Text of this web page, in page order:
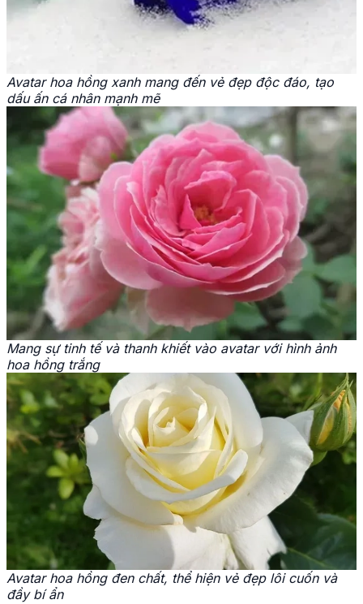
Avatar hoa hồng xanh mang đến vẻ đẹp độc đáo, tạo
dấu ấn cá nhân mạnh mẽ
Mang sự tinh tế và thanh khiết vào avatar với hình ảnh
hoa hồng trắng
Avatar hoa hồng đen chất, thể hiện vẻ đẹp lôi cuốn và
đầy bí ẩn